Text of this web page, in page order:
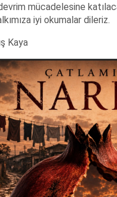
mücadelesine
iyi okumalar dileriz.
Kaya